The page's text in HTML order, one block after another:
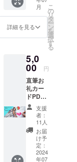
月
詳細を見る
こ
の
リ
タ
ー
ン
を
選
択
す
る
5,0
00 円
直筆お
礼カー
ドPDF
＆サイ
ン入り
フォト
支援
者：
11人
お届
け予
定：
2024
年07